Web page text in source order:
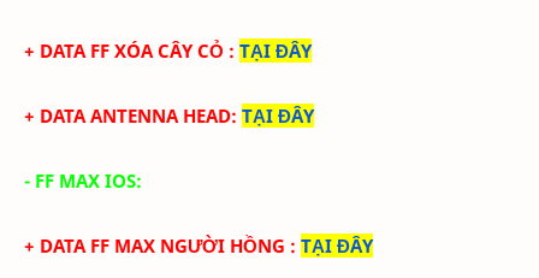
+ DATA FF XÓA CÂY CỎ : TẠI ĐÂY
+ DATA ANTENNA HEAD: TẠI ĐÂY
- FF MAX IOS:
+ DATA FF MAX NGƯỜI HỒNG : TẠI ĐÂY